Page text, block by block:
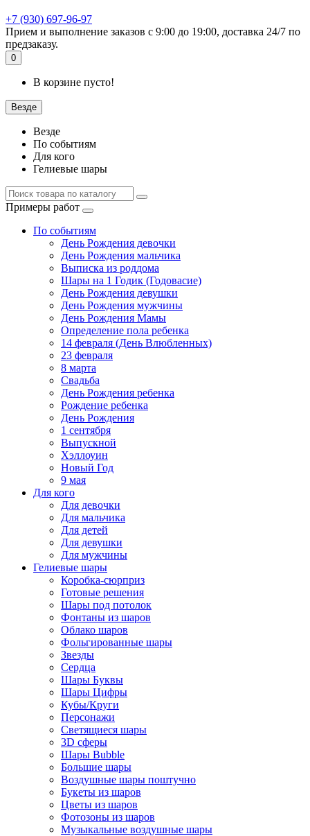
+7 (930) 697-96-97
Прием и выполнение заказов с 9:00 до 19:00, доставка 24/7 по
предзаказу.
0
В корзине пусто!
Везде
Везде
По событиям
Для кого
Гелиевые шары
Примеры работ
По событиям
День Рождения девочки
День Рождения мальчика
Выписка из роддома
Шары на 1 Годик (Годовасие)
День Рождения девушки
День Рождения мужчины
День Рождения Мамы
Определение пола ребенка
14 февраля (День Влюбленных)
23 февраля
8 марта
Свадьба
День Рождения ребенка
Рождение ребенка
День Рождения
1 сентября
Выпускной
Хэллоуин
Новый Год
9 мая
Для кого
Для девочки
Для мальчика
Для детей
Для девушки
Для мужчины
Гелиевые шары
Коробка-сюрприз
Готовые решения
Шары под потолок
Фонтаны из шаров
Облако шаров
Фольгированные шары
Звезды
Сердца
Шары Буквы
Шары Цифры
Кубы/Круги
Персонажи
Светящиеся шары
3D сферы
Шары Bubble
Большие шары
Воздушные шары поштучно
Букеты из шаров
Цветы из шаров
Фотозоны из шаров
Музыкальные воздушные шары